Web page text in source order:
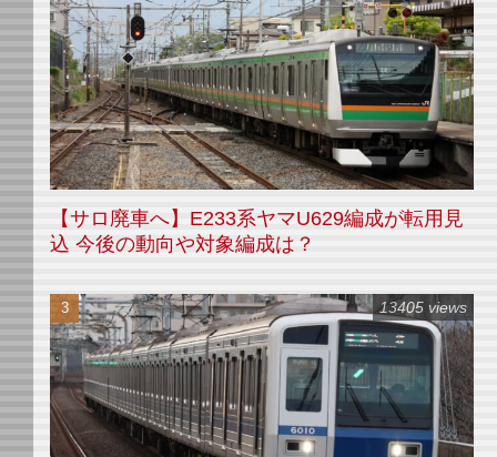
【サロ廃車へ】E233系ヤマU629編成が転用見
込 今後の動向や対象編成は？
13405 views